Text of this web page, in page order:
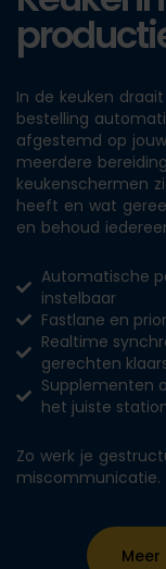
In de keuken
bestelling
afgestemd op
meerdere
keukenschermen
heeft en wat
en behoud
Automatische
instelbaar
Fastlane en
Realtime
gerechten
Supplementen
het juiste
Zo werk je
miscommunicatie.